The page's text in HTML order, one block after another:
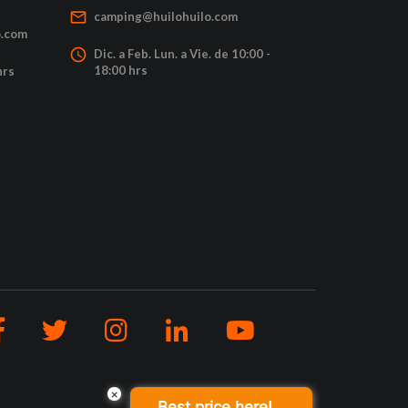
mail_outline camping@huilohuilo.com
access_time Dic. a Feb. Lun. a Vie. de 10:00 -
18:00 hrs
×